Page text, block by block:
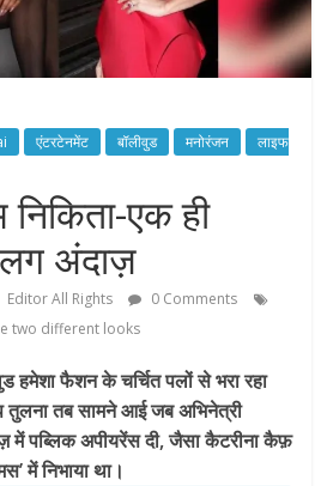
एंटरटेनमेंट बॉलीवुड मनोरंजन
लाइफ
निकिता-एक ही
अंदाज़
Editor All Rights
0 Comments
two different looks
हमेशा फैशन के चर्चित पलों से भरा रहा
तुलना तब सामने आई जब अभिनेत्री
में पब्लिक अपीयरेंस दी, जैसा कैटरीना कैफ़
में निभाया था।